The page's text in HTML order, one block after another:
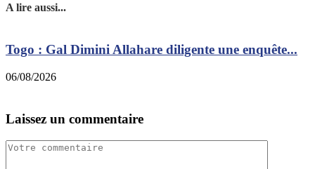
A lire aussi...
Togo : Gal Dimini Allahare diligente une enquête...
06/08/2026
Laissez un commentaire